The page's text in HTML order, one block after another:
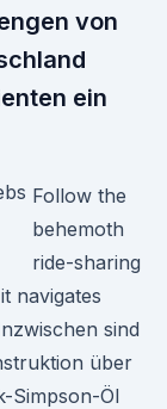
von
ein
Follow the
behemoth
ride-sharing
navigates
sind
über
Simpson-Öl